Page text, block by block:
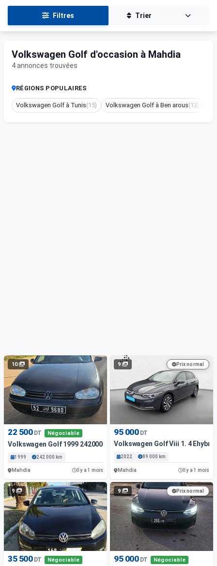
Filtres Trier
Volkswagen Golf d'occasion à Mahdia
4 annonces trouvées
RÉGIONS POPULAIRES
Volkswagen Golf à Tunis(15) Volkswagen Golf à Ben arous(13)
10
22 500 DT Négociable
Volkswagen Golf 1999 242000 Km
1999 242 000 km
Mahdia Il y a 1 mois
9 Prix normal
95 000 DT
Volkswagen Golf Viii 1. 4 Ehybrid
2022 89 000 km
Mahdia Il y a 1 mois
9
35 500 DT Négociable
9 Prix normal
95 000 DT Négociable